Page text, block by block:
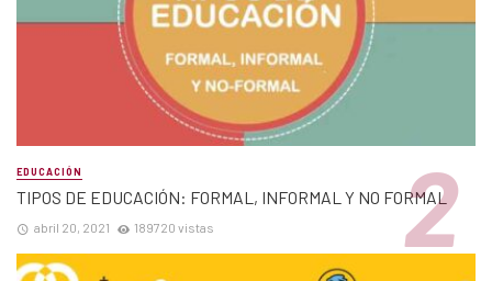
EDUCACIÓN
TIPOS DE EDUCACIÓN: FORMAL, INFORMAL Y NO FORMAL
abril 20, 2021 189720 vistas